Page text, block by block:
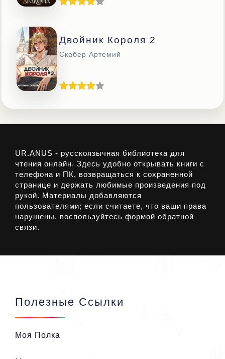
Двойник Короля 2
Скабер Артемий
UR.ANUS - русскоязычная библиотека для
чтения онлайн. Здесь удобно открывать книги с
телефона и ПК, возвращаться к сохраненной
странице и держать любимые произведения под
рукой. Материалы добавляются
пользователями; если считаете, что ваши права
нарушены, воспользуйтесь формой обратной
связи.
Полезные Ссылки
Моя Полка